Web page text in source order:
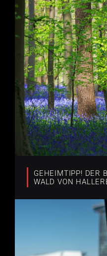
GEHEIMTIPP! DER
WALD VON